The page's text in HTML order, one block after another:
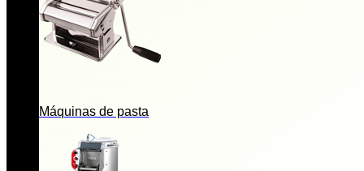
Máquinas de pasta